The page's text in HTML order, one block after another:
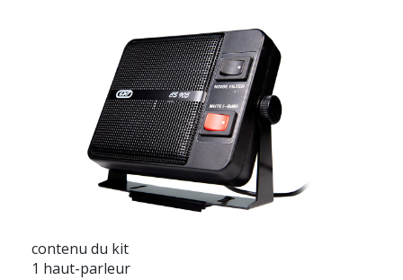
contenu du kit
1 haut-parleur